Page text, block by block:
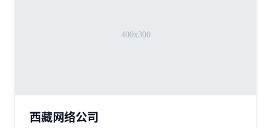
西藏网络公司